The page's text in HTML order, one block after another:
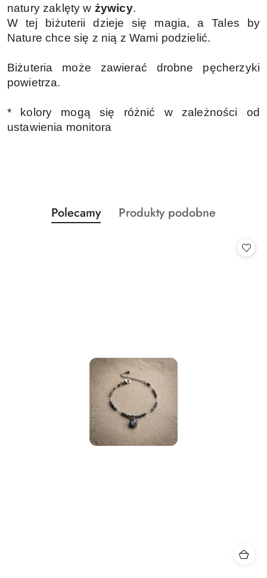
natury zaklęty w żywicy.
W tej biżuterii dzieje się magia, a Tales by
Nature chce się z nią z Wami podzielić.
Biżuteria może zawierać drobne pęcherzyki
powietrza.
* kolory mogą się różnić w zależności od
ustawienia monitora
Pomiń karuzelę produktów
Produkty
o
Polecamy
Produkty
Produkty podobne